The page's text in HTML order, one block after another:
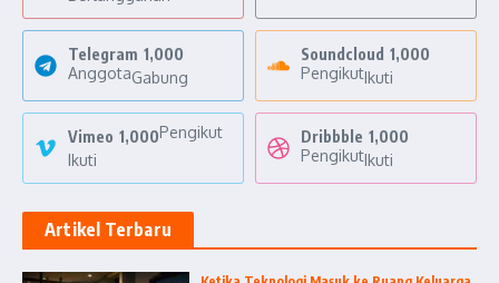
Telegram 1,000
AnggotaGabung
Soundcloud 1,000
PengikutIkuti
Vimeo 1,000Pengikut
Ikuti
Dribbble 1,000
PengikutIkuti
Artikel Terbaru